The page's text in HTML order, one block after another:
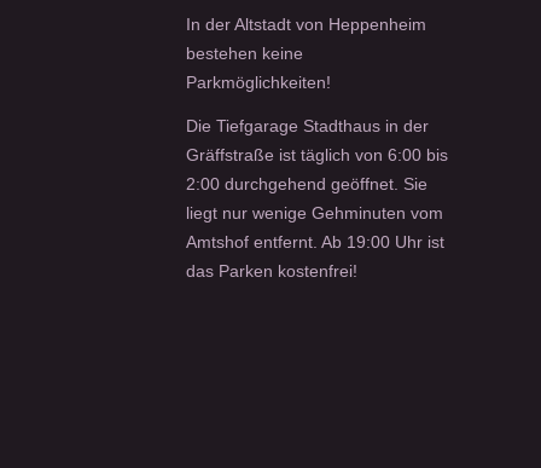
In der Altstadt von Heppenheim
bestehen keine
Parkmöglichkeiten!
Die Tiefgarage Stadthaus in der
Gräffstraße ist täglich von 6:00 bis
2:00 durchgehend geöffnet. Sie
liegt nur wenige Gehminuten vom
Amtshof entfernt. Ab 19:00 Uhr ist
das Parken kostenfrei!